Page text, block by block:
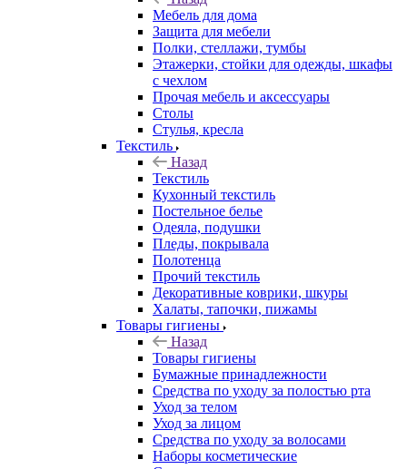
Мебель для дома
Защита для мебели
Полки, стеллажи, тумбы
Этажерки, стойки для одежды, шкафы
с чехлом
Прочая мебель и аксессуары
Столы
Стулья, кресла
Текстиль
Назад
Текстиль
Кухонный текстиль
Постельное белье
Одеяла, подушки
Пледы, покрывала
Полотенца
Прочий текстиль
Декоративные коврики, шкуры
Халаты, тапочки, пижамы
Товары гигиены
Назад
Товары гигиены
Бумажные принадлежности
Средства по уходу за полостью рта
Уход за телом
Уход за лицом
Средства по уходу за волосами
Наборы косметические